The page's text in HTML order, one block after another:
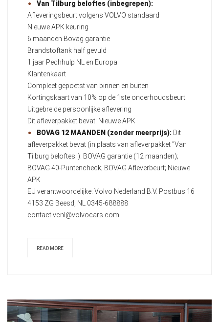
Van Tilburg beloftes (inbegrepen):
Afleveringsbeurt volgens VOLVO standaard
Nieuwe APK keuring
6 maanden Bovag garantie
Brandstoftank half gevuld
1 jaar Pechhulp NL en Europa
Klantenkaart
Compleet gepoetst van binnen en buiten
Kortingskaart van 10% op de 1ste onderhoudsbeurt
Uitgebreide persoonlijke aflevering
Dit afleverpakket bevat: Nieuwe APK
BOVAG 12 MAANDEN (zonder meerprijs): Dit
afleverpakket bevat (in plaats van afleverpakket "Van
Tilburg beloftes"): BOVAG garantie (12 maanden);
BOVAG 40-Puntencheck; BOVAG Afleverbeurt; Nieuwe
APK
EU verantwoordelijke: Volvo Nederland B.V. Postbus 16
4153 ZG Beesd, NL 0345-688888
contact.vcnl@volvocars.com
READ MORE